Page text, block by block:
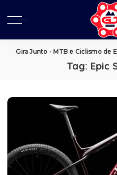
Gira Junto - MTB e Ciclismo de
Tag: Epic